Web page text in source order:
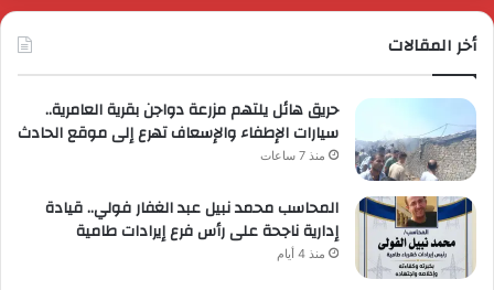
أخر المقالات
حريق هائل يلتهم مزرعة دواجن بقرية العامرية..
سيارات الإطفاء والإسعاف تهرع إلى موقع الحادث
منذ 7 ساعات
المحاسب محمد نبيل عبد الغفار فولي.. قيادة
إدارية ناجحة على رأس فرع إيرادات طامية
منذ 4 أيام